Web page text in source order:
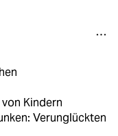
Kindern
Verunglückten